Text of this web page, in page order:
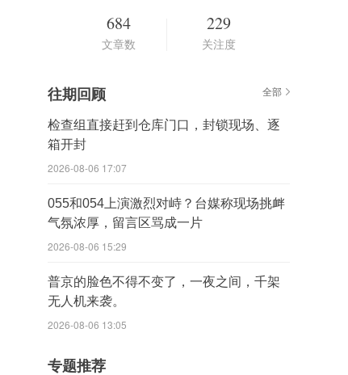
684
文章数
229
关注度
往期回顾 全部
检查组直接赶到仓库门口，封锁现场、逐
箱开封
2026-08-06 17:07
055和054上演激烈对峙？台媒称现场挑衅
气氛浓厚，留言区骂成一片
2026-08-06 15:29
普京的脸色不得不变了，一夜之间，千架
无人机来袭。
2026-08-06 13:05
专题推荐